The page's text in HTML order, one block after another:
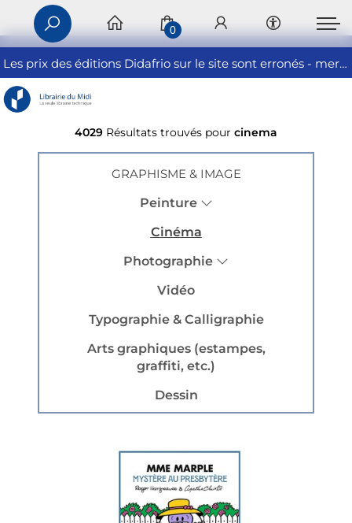
Les prix des éditions Didafrio sur le site sont erronés - merci de nous contacter
0
4029 Résultats trouvés pour cinema
GRAPHISME & IMAGE
Peinture
Cinéma
Photographie
Vidéo
Typographie & Calligraphie
Arts graphiques (estampes,
graffiti, etc.)
Dessin